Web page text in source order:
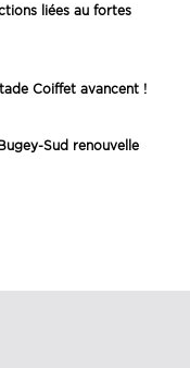
liées au fortes
Coiffet avancent !
Sud renouvelle